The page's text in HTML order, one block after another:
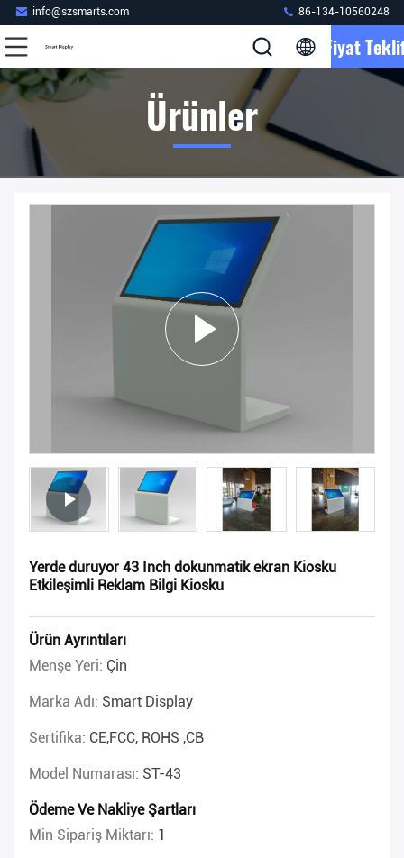
info@szsmarts.com 86-134-10560248
Fiyat
Ürünler
Yerde duruyor 43 Inch dokunmatik ekran Kiosku
Etkileşimli Reklam Bilgi Kiosku
Ürün Ayrıntıları
Menşe Yeri: Çin
Marka Adı: Smart Display
Sertifika: CE,FCC, ROHS ,CB
Model Numarası: ST-43
Ödeme Ve Nakliye Şartları
Min Sipariş Miktarı: 1